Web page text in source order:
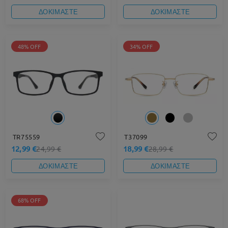
ΔΟΚΙΜΑΣΤΕ ΔΟΚΙΜΑΣΤΕ
48% OFF
TR75559
12,99 €24,99 €
ΔΟΚΙΜΑΣΤΕ
34% OFF
T37099
18,99 €28,99 €
ΔΟΚΙΜΑΣΤΕ
68% OFF